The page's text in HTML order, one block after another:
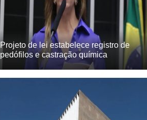
Projeto de lei estabelece registro de
pedófilos e castração química